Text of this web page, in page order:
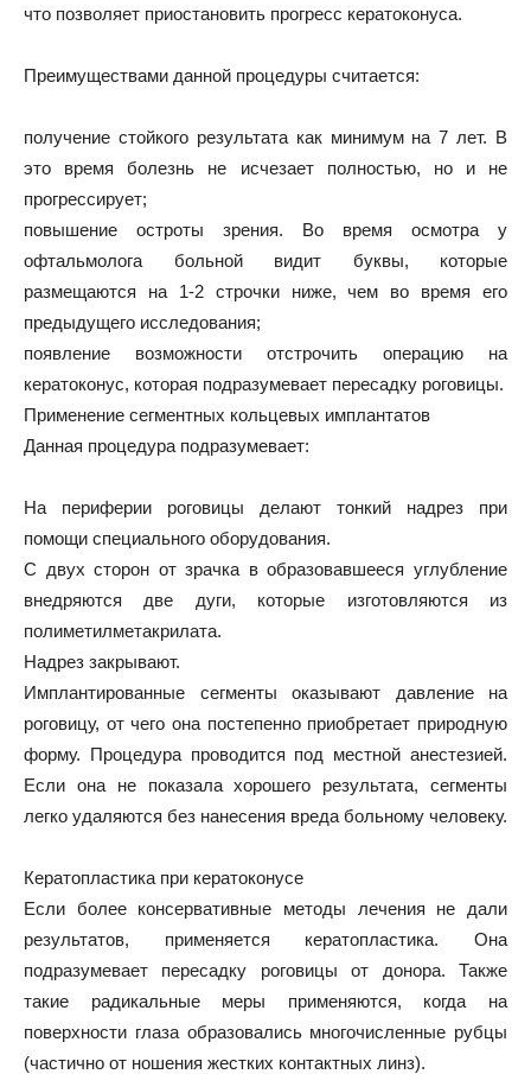
что позволяет приостановить прогресс кератоконуса.
Преимуществами данной процедуры считается:
получение стойкого результата как минимум на 7 лет. В
это время болезнь не исчезает полностью, но и не
прогрессирует;
повышение остроты зрения. Во время осмотра у
офтальмолога больной видит буквы, которые
размещаются на 1-2 строчки ниже, чем во время его
предыдущего исследования;
появление возможности отстрочить операцию на
кератоконус, которая подразумевает пересадку роговицы.
Применение сегментных кольцевых имплантатов
Данная процедура подразумевает:
На периферии роговицы делают тонкий надрез при
помощи специального оборудования.
С двух сторон от зрачка в образовавшееся углубление
внедряются две дуги, которые изготовляются из
полиметилметакрилата.
Надрез закрывают.
Имплантированные сегменты оказывают давление на
роговицу, от чего она постепенно приобретает природную
форму. Процедура проводится под местной анестезией.
Если она не показала хорошего результата, сегменты
легко удаляются без нанесения вреда больному человеку.
Кератопластика при кератоконусе
Если более консервативные методы лечения не дали
результатов, применяется кератопластика. Она
подразумевает пересадку роговицы от донора. Также
такие радикальные меры применяются, когда на
поверхности глаза образовались многочисленные рубцы
(частично от ношения жестких контактных линз).